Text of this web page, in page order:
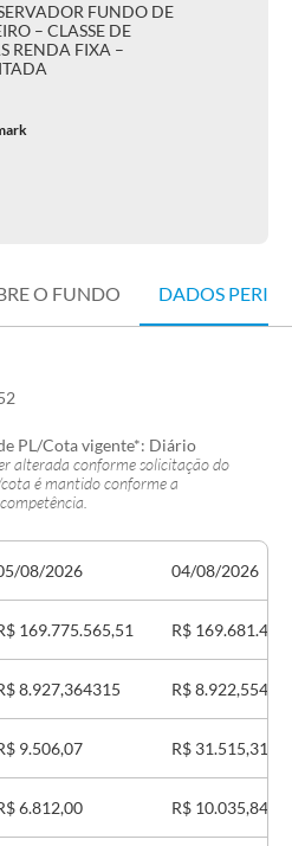
FUNDO DE
– CLASSE DE
RENDA FIXA –
O FUNDO DADOS
PL/Cota vigente*: Diário
alterada conforme solicitação do
é mantido conforme a
08/2026
169.775.565,51
8.927,364315
9.506,07
6.812,00
04/08/2026
R$
R$
R$ 31.515,31
R$ 10.035,84